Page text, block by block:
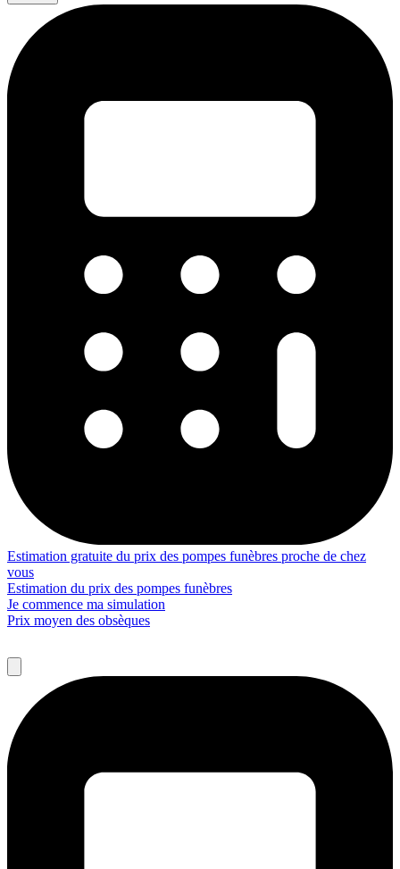
Estimation gratuite du prix des pompes funèbres proche de chez
vous
Estimation du prix des pompes funèbres
Je commence ma simulation
Prix moyen des obsèques